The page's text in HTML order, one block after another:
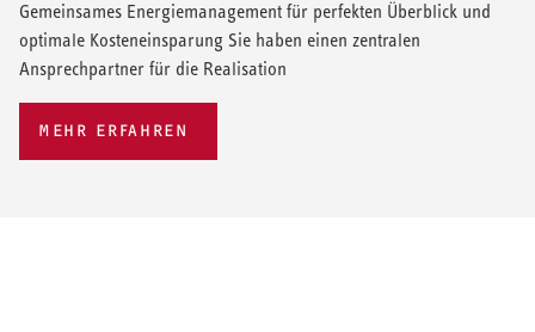
Gemeinsames Energiemanagement für perfekten Überblick und
optimale Kosteneinsparung Sie haben einen zentralen
Ansprechpartner für die Realisation
MEHR ERFAHREN